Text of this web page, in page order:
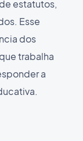
estatutos,
Esse
dos
trabalha
a